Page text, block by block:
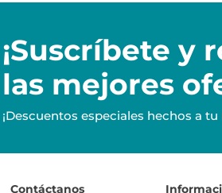
¡Suscríbete y
las mejores
¡Descuentos especiales hechos a
Contáctanos